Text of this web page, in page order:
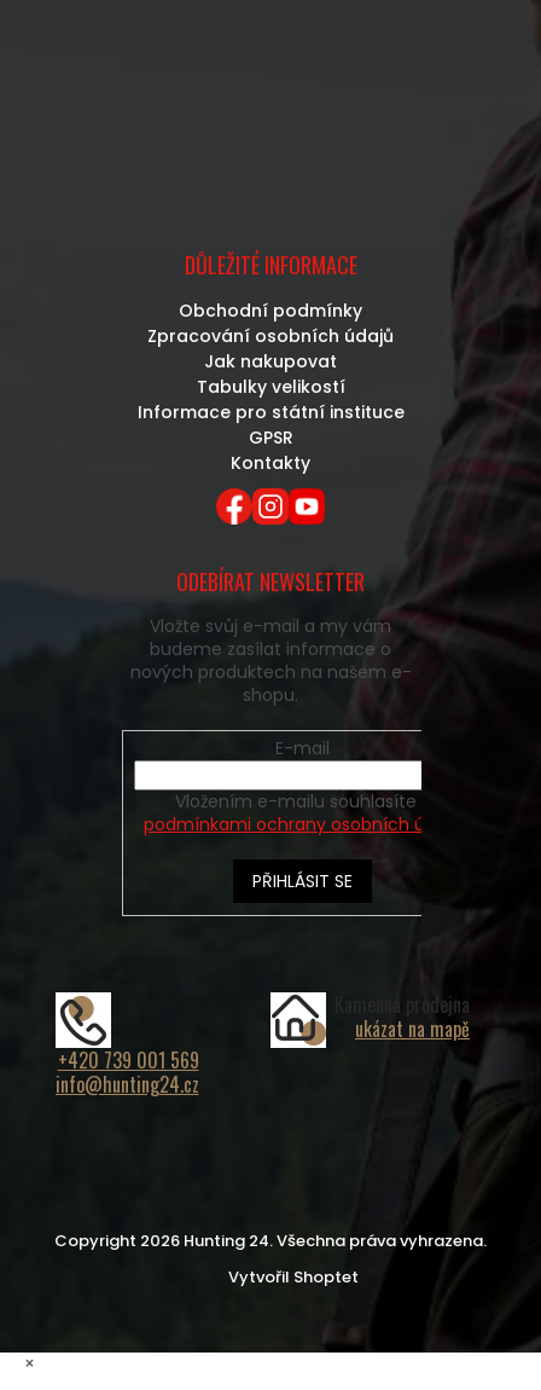
DŮLEŽITÉ INFORMACE
Obchodní podmínky
Zpracování osobních údajů
Jak nakupovat
Tabulky velikostí
Informace pro státní instituce
GPSR
Kontakty
ODEBÍRAT NEWSLETTER
Vložte svůj e-mail a my vám
budeme zasílat informace o
nových produktech na našem e-
shopu.
E-mail
podmínkami ochrany osobních údajů
PŘIHLÁSIT SE
+420 739 001 569
info@hunting24.cz
Kamenná prodejna
ukázat na mapě
Vytvořil Shoptet
Copyright 2026 Hunting 24. Všechna práva vyhrazena.
×